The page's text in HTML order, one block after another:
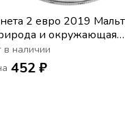
2 евро 2019
и окружающая
в наличии
452 ₽